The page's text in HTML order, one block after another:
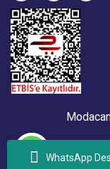
WhatsApp